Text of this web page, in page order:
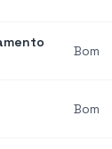
Bom
Bom